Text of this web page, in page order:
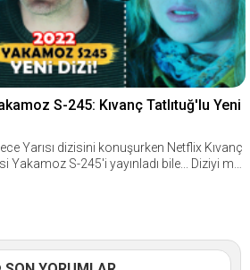
S-245: Kıvanç Tatlıtuğ'lu Yeni
Yarısı dizisini konuşurken Netflix Kıvanç
Yakamoz S-245'i yayınladı bile... Diziyi mer